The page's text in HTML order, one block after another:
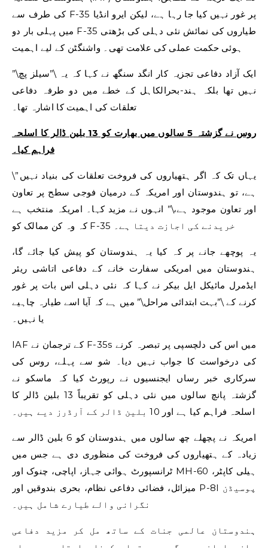
کی طرف سے F-35 پر غور نہیں کیا جا رہا ہے، لیکن ایرو انڈیا
میں پہلی بار دو F-35 طیاروں کی نمائش نئی دہلی کی بڑھتی
ہوئی حکمت عملی کی علامت تھی۔ واشنگٹن کے لیے اہمیت
ایک آزاد دفاعی تجزیہ کار انگد سنگھ نے کہا کہ یہ \”سیلز پچ\”
نہیں تھا بلکہ ہند-بحرالکاہل کے خطے میں دو طرفہ دفاعی
تعلقات کی اہمیت کا اشارہ تھا۔
روس نے گزشتہ 5 سالوں میں بھارت کو 13 بلین ڈالر کا اسلحہ
فراہم کیا۔
\”یہاں تک کہ اگر ہتھیاروں کی فروخت تعلقات کی بنیاد نہیں
ہے، تو ہندوستان اور امریکہ کے درمیان فوجی سطح پر تعاون
اور تعاون موجود ہے،\” انہوں نے مزید کہا۔ امریکہ منتخب ہے
کہ وہ کن ممالک کو F-35 خریدنے کی اجازت دیتا ہے۔
یہ پوچھے جانے پر کہ کیا یہ ہندوستان کو پیش کیا جائے گا،
ہندوستان میں امریکی سفارت خانے کے دفاعی اتاشی ریئر
ایڈمرل مائیکل ایل بیکر نے کہا کہ نئی دہلی اس بات پر غور
کرنے کے \”بہت ابتدائی مراحل\” میں ہے کہ آیا اسے طیارہ چاہیے
یا نہیں۔
IAF کے ترجمان نے F-35s میں اس کی دلچسپی پر تبصرہ کرنے
کی درخواست کا جواب نہیں دیا۔ شو سے پہلے، روس کی
سرکاری خبر رساں ایجنسیوں نے رپورٹ کیا کہ ماسکو نے
گزشتہ پانچ سالوں میں نئی ​​دہلی کو تقریباً 13 بلین ڈالر کا
اسلحہ فراہم کیا ہے اور 10 بلین ڈالر کے آرڈرز دیے ہیں۔
امریکہ نے پچھلے چھ سالوں میں ہندوستان کو 6 بلین ڈالر سے
زیادہ کے ہتھیاروں کی فروخت کی منظوری دی ہے جس میں
ٹرانسپورٹ ہوائی جہاز، اپاچی، چنوک اور MH-60 ہیلی کاپٹر،
میزائل، فضائی دفاعی نظام، بحری بندوقیں اور P-8I پوسیڈن
نگرانی والے طیارے شامل ہیں۔
ہندوستان عالمی جنات کے ساتھ مل کر مزید دفاعی